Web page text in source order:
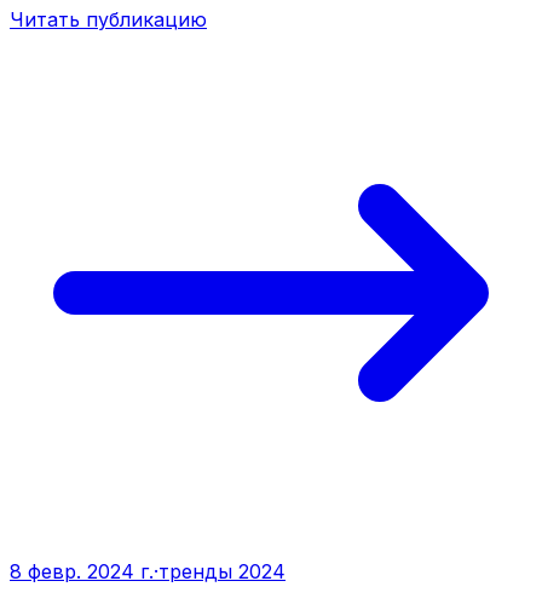
Читать публикацию
8 февр. 2024 г.·тренды 2024